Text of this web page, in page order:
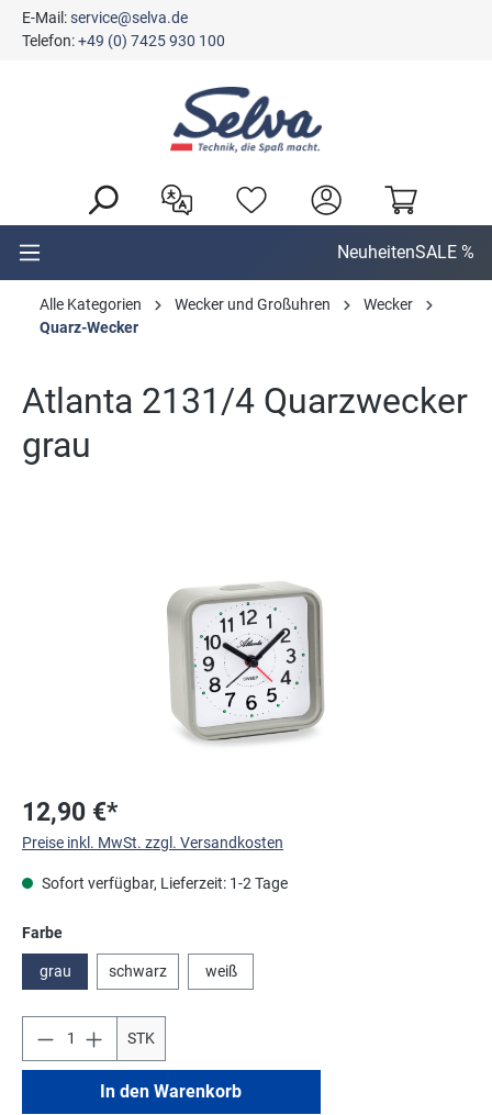
springen
E-Mail:service@selva.de
Telefon:+49 (0) 7425 930 100
NeuheitenSALE %
Alle Kategorien Wecker und Großuhren
Wecker
Quarz-Wecker
Atlanta 2131/4 Quarzwecker
grau
12,90 €*
Preise inkl. MwSt. zzgl. Versandkosten
Sofort verfügbar, Lieferzeit: 1-2 Tage
Farbeauswählen
grau schwarz weiß
STK
In den Warenkorb